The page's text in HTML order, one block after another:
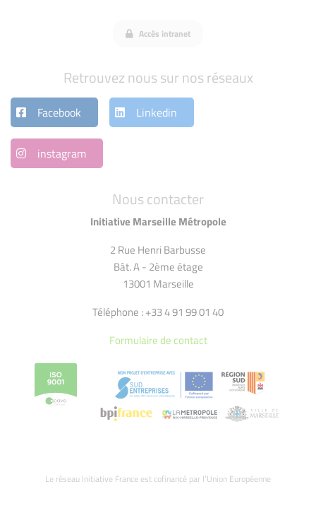
Nous contacter
Initiative Marseille Métropole
2 Rue Henri Barbusse
Bât. A - 2ème étage
13001 Marseille
Téléphone : +33 4 91 99 01 40
Formulaire de contact
Le réseau Initiative France est cofinancé par l’Union Européenne
Accès intranet
Retrouvez nous sur nos réseaux
Facebook Linkedin
instagram